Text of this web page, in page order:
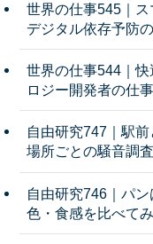
世界の仕事545｜ス
デジタル依存予防
世界の仕事544｜
ロジー開発者の仕
自由研究747｜駅
場所ごとの騒音調
自由研究746｜パ
色・食感を比べてみ